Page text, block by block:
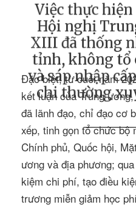
Việc thực
Hội nghị
XIII đã thống
tỉnh, không tổ
và sáp nhập
chi thường
Đặc biệt, từ cuối năm
kết luận của Trung
đã lãnh đạo, chỉ đạo cơ
xếp, tinh gọn tổ chức
Chính phủ, Quốc hội,
ương và địa phương;
kiệm chi phí, tạo điều
trương miễn giảm học